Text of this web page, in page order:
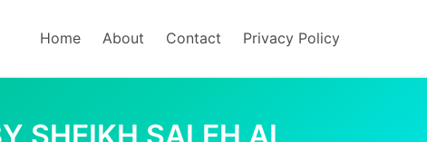
Home About Contact Privacy Policy